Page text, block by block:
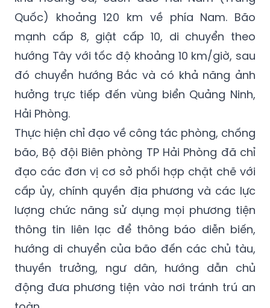
khu Hoàng Sa, cách đảo Hải Nam (Trung
Quốc) khoảng 120 km về phía Nam. Bão
mạnh cấp 8, giật cấp 10, di chuyển theo
hướng Tây với tốc độ khoảng 10 km/giờ, sau
đó chuyển hướng Bắc và có khả năng ảnh
hưởng trực tiếp đến vùng biển Quảng Ninh,
Hải Phòng.
Thực hiện chỉ đạo về công tác phòng, chống
bão, Bộ đội Biên phòng TP Hải Phòng đã chỉ
đạo các đơn vị cơ sở phối hợp chặt chẽ với
cấp ủy, chính quyền địa phương và các lực
lượng chức năng sử dụng mọi phương tiện
thông tin liên lạc để thông báo diễn biến,
hướng di chuyển của bão đến các chủ tàu,
thuyền trưởng, ngư dân, hướng dẫn chủ
động đưa phương tiện vào nơi tránh trú an